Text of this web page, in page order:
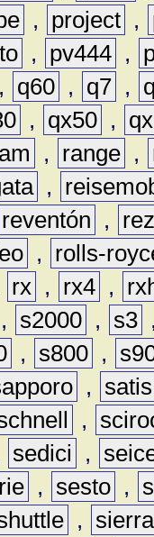
, project ,
, pv444 ,
, q60 , q7 ,
, qx50 ,
, range ,
,
reventón ,
,
rolls-
rx , rx4 ,
, s2000 , s3
, s800 ,
,
satis
,
sedici ,
, sesto ,
,
sierra